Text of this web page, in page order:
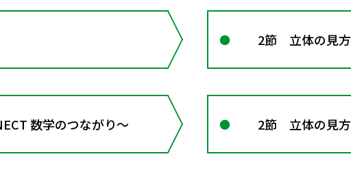
2節 立体の見方
数学のつながり～ 2節 立体の見方